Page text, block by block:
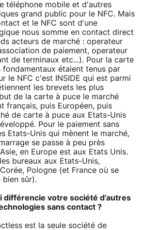
téléphone mobile et d'autres
grand public pour le NFC. Mais
et le NFC sont d'une
nous somme en contact direct
acteurs de marché : operateur
de paiement, operateur
de terminaux etc...). Pour la carte
fondamentaux étaient tenus par
le NFC c'est INSIDE qui est parmi
les brevets les plus
de la carte à puce le marché
français, puis Européen, puis
de carte à puce aux Etats-Unis
Pour le paiement sans
Etats-Unis qui mènent le marché,
se passe à peu près
en Europe est aux Etats Unis.
bureaux aux Etats-Unis,
Pologne (et France où se
sûr).
différencie votre société d'autres
sans contact ?
est la seule société de